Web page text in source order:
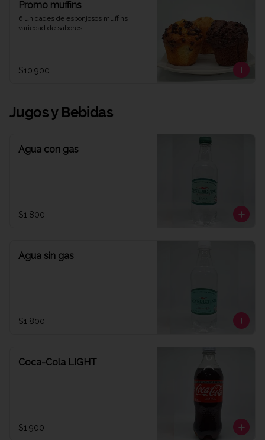
Promo muffins
6 unidades de esponjosos muffins
variedad de sabores
$10.900
Jugos y Bebidas
Agua con gas
$1.800
Agua sin gas
$1.800
Coca-Cola LIGHT
$1.900